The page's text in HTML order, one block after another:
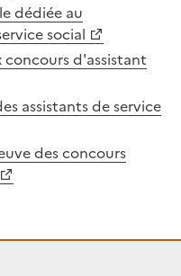
dédiée au
social
d'assistant
assistants de service
des concours